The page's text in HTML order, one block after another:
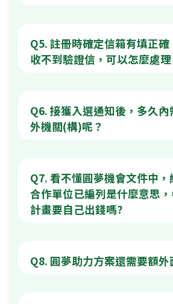
Q5. 註冊時確定信箱有填正確
收不到驗證信，可以怎麼處理
Q6. 接獲入選通知後，多久
外機關(構)呢？
Q7. 看不懂圓夢機會文件中，
合作單位已編列是什麼意思
計畫要自己出錢嗎?
Q8. 圓夢助力方案還需要額外